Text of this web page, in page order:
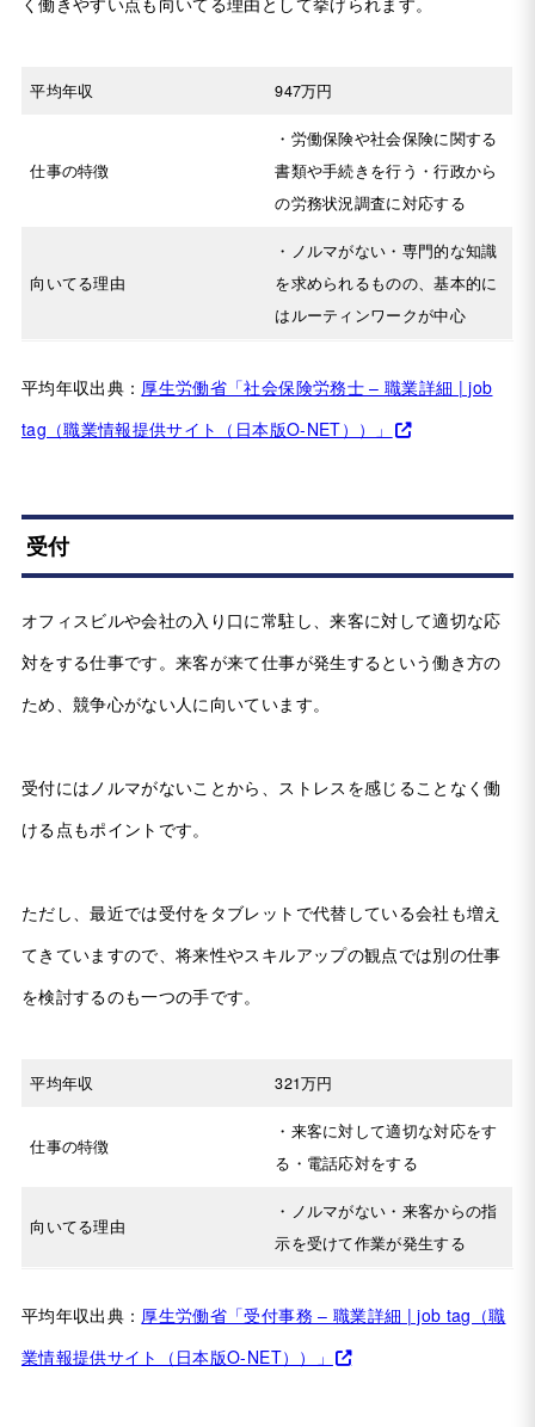
平均年収 947万円
仕事の特徴
・労働保険や社会保険に関する
書類や手続きを行う・行政から
の労務状況調査に対応する
向いてる理由
・ノルマがない・専門的な知識
を求められるものの、基本的に
はルーティンワークが中心
平均年収出典： 厚生労働省「社会保険労務士 – 職業詳細 | job
tag（職業情報提供サイト（日本版O-NET））」
受付
オフィスビルや会社の入り口に常駐し、来客に対して適切な応
対をする仕事です。来客が来て仕事が発生するという働き方の
ため、競争心がない人に向いています。
受付にはノルマがないことから、ストレスを感じることなく働
ける点もポイントです。
ただし、最近では受付をタブレットで代替している会社も増え
てきていますので、将来性やスキルアップの観点では別の仕事
を検討するのも一つの手です。
平均年収 321万円
仕事の特徴
・来客に対して適切な対応をす
る・電話応対をする
向いてる理由
・ノルマがない・来客からの指
示を受けて作業が発生する
平均年収出典： 厚生労働省「受付事務 – 職業詳細 | job tag（職
業情報提供サイト（日本版O-NET））」